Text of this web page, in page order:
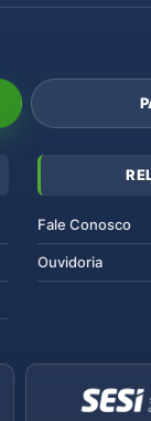
Fale Conosco
Ouvidoria